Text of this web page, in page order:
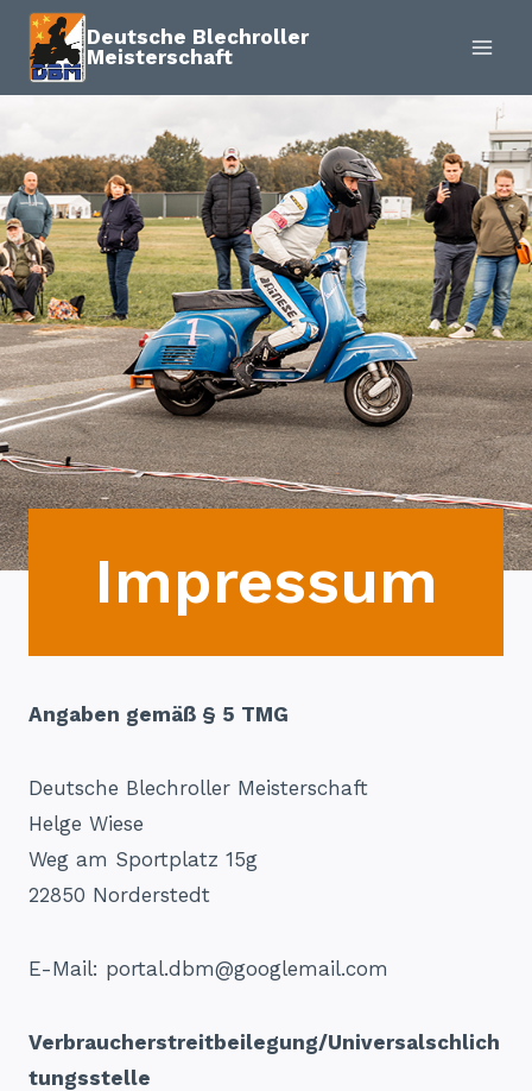
Zum
Inhalt
springen
Deutsche Blechroller
Meisterschaft
Impressum
Angaben gemäß § 5 TMG
Deutsche Blechroller Meisterschaft
Helge Wiese
Weg am Sportplatz 15g
22850 Norderstedt
E-Mail: portal.dbm@googlemail.com
Verbraucherstreitbeilegung/Universalschlich
tungsstelle